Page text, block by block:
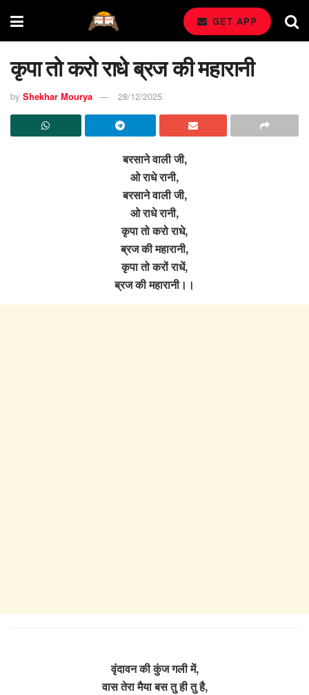
GET APP
कृपा तो करो राधे ब्रज की महारानी
by Shekhar Mourya 28/12/2025
बरसाने वाली जी,
ओ राधे रानी,
बरसाने वाली जी,
ओ राधे रानी,
कृपा तो करो राधे,
ब्रज की महारानी,
कृपा तो करों राधें,
ब्रज की महारानी।।
वृंदावन की कुंज गली में,
वास तेरा मैया बस तु ही तु है,